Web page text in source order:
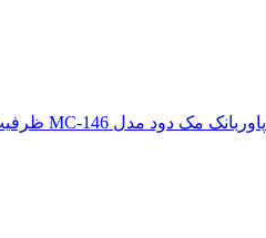
پاوربانک مک دود مدل MC-146 ظرفیت 10000 میلی آمپرساعت